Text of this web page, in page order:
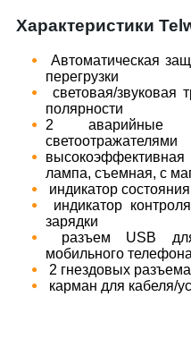
Характеристики
Автоматическая
перегрузки
световая/звуковая
полярности
2 аварийные
светоотражателями
лампа, съемная, с
индикатор
индикатор
зарядки
разъем USB для
мобильного
2 гнездовых
карман для кабеля/